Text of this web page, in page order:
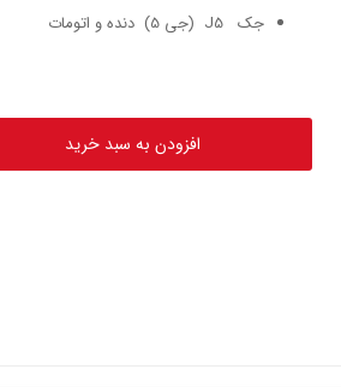
جک J5 (جی 5) دنده و اتومات
افزودن به سبد خرید